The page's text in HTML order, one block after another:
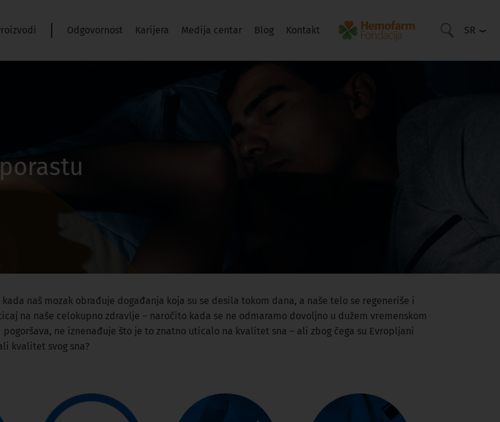
Odgovornost Karijera Medija centar Blog Kontakt SR
naš mozak obrađuje događanja koja su se desila tokom dana, a naše telo se regeneriše i
na naše celokupno zdravlje – naročito kada se ne odmaramo dovoljno u dužem vremenskom
ne iznenađuje što je to znatno uticalo na kvalitet sna – ali zbog čega su Evropljani
kvalitet svog sna?